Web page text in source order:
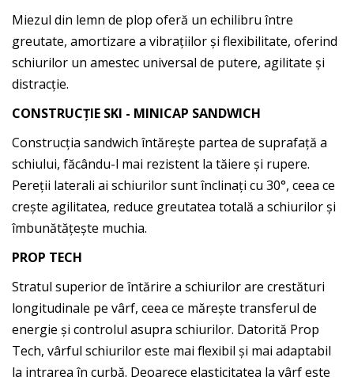
Miezul din lemn de plop oferă un echilibru între
greutate, amortizare a vibrațiilor și flexibilitate, oferind
schiurilor un amestec universal de putere, agilitate și
distracție.
CONSTRUCȚIE SKI - MINICAP SANDWICH
Construcția sandwich întărește partea de suprafață a
schiului, făcându-l mai rezistent la tăiere și rupere.
Pereții laterali ai schiurilor sunt înclinați cu 30°, ceea ce
crește agilitatea, reduce greutatea totală a schiurilor și
îmbunătățește muchia.
PROP TECH
Stratul superior de întărire a schiurilor are crestături
longitudinale pe vârf, ceea ce mărește transferul de
energie și controlul asupra schiurilor. Datorită Prop
Tech, vârful schiurilor este mai flexibil și mai adaptabil
la intrarea în curbă. Deoarece elasticitatea la vârf este